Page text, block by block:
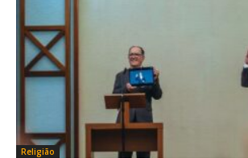
Religião